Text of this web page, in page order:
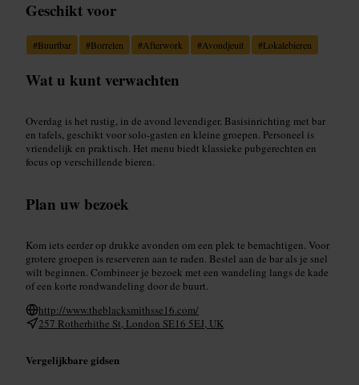
Geschikt voor
#Buurtbar #Borrelen #Afterwork #Avondjeuit #Lokalebieren
Wat u kunt verwachten
Overdag is het rustig, in de avond levendiger. Basisinrichting met bar
en tafels, geschikt voor solo-gasten en kleine groepen. Personeel is
vriendelijk en praktisch. Het menu biedt klassieke pubgerechten en
focus op verschillende bieren.
Plan uw bezoek
Kom iets eerder op drukke avonden om een plek te bemachtigen. Voor
grotere groepen is reserveren aan te raden. Bestel aan de bar als je snel
wilt beginnen. Combineer je bezoek met een wandeling langs de kade
of een korte rondwandeling door de buurt.
http://www.theblacksmithsse16.com/
257 Rotherhithe St, London SE16 5EJ, UK
Vergelijkbare gidsen